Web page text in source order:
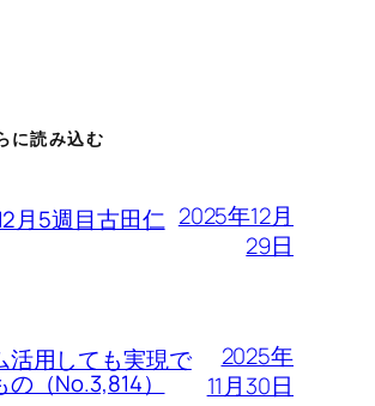
に読み込む
月5週目古田仁 2025年12月
29日
活用しても実現で
（No.3,814）
2025年
11月30日